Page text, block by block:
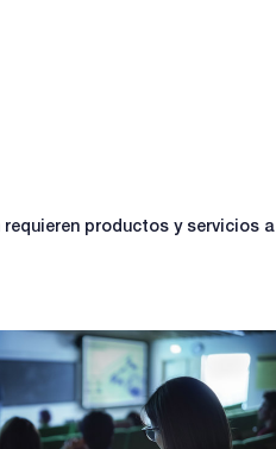
productos y servicios a